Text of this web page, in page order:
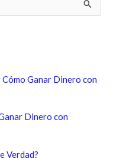
Ganar Dinero con
Dinero con
Verdad?